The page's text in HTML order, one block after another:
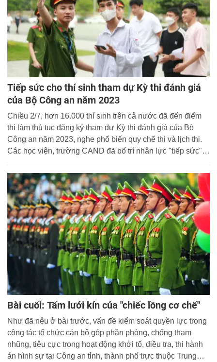
Tiếp sức cho thí sinh tham dự Kỳ thi đánh giá
của Bộ Công an năm 2023
Chiều 2/7, hơn 16.000 thí sinh trên cả nước đã đến điểm
thi làm thủ tục đăng ký tham dự Kỳ thi đánh giá của Bộ
Công an năm 2023, nghe phổ biến quy chế thi và lịch thi.
Các học viện, trường CAND đã bố trí nhân lực "tiếp sức"
Bài cuối: Tấm lưới kín của "chiếc lồng cơ chế"
Như đã nêu ở bài trước, vấn đề kiểm soát quyền lực trong
công tác tổ chức cán bộ góp phần phòng, chống tham
nhũng, tiêu cực trong hoạt động khởi tố, điều tra, thi hành
án hình sự tại Công an tỉnh, thành phố trực thuộc Trung